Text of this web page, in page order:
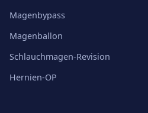
Magenbypass
Magenballon
Schlauchmagen-Revision
Hernien-OP